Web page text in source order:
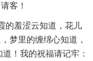
客！
的羞涩云知道，花儿
梦里的缠绵心知道，
！我的祝福请记牢：